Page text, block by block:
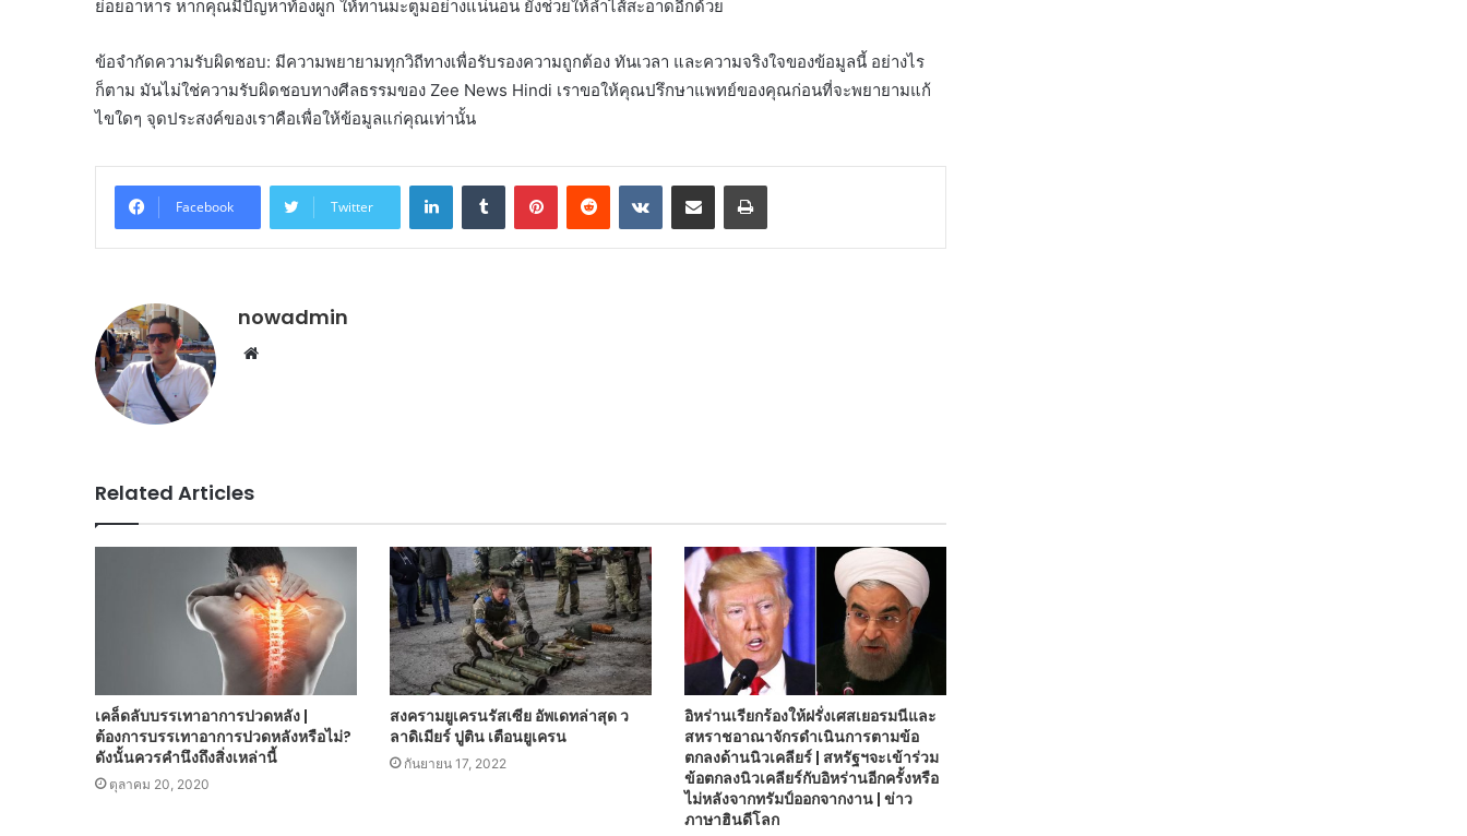
ย่อยอาหาร หากคุณมีปัญหาท้องผูก ให้ทานมะตูมอย่างแน่นอน ยังช่วยให้ลำไส้สะอาดอีกด้วย
ข้อจำกัดความรับผิดชอบ: มีความพยายามทุกวิถีทางเพื่อรับรองความถูกต้อง ทันเวลา และความจริงใจของข้อมูลนี้ อย่างไร
ก็ตาม มันไม่ใช่ความรับผิดชอบทางศีลธรรมของ Zee News Hindi เราขอให้คุณปรึกษาแพทย์ของคุณก่อนที่จะพยายามแก้
ไขใดๆ จุดประสงค์ของเราคือเพื่อให้ข้อมูลแก่คุณเท่านั้น
Facebook Twitter
LinkedInTumblr PinterestReddit VKontakteShare via Email Print
nowadmin
Website
Related Articles
เคล็ดลับบรรเทาอาการปวดหลัง |
ต้องการบรรเทาอาการปวดหลังหรือไม่?
ดังนั้นควรคำนึงถึงสิ่งเหล่านี้
ตุลาคม 20, 2020
สงครามยูเครนรัสเซีย อัพเดทล่าสุด ว
ลาดิเมียร์ ปูติน เตือนยูเครน
กันยายน 17, 2022
อิหร่านเรียกร้องให้ฝรั่งเศสเยอรมนีและ
สหราชอาณาจักรดำเนินการตามข้อ
ตกลงด้านนิวเคลียร์ | สหรัฐฯจะเข้าร่วม
ข้อตกลงนิวเคลียร์กับอิหร่านอีกครั้งหรือ
ไม่หลังจากทรัมป์ออกจากงาน | ข่าว
ภาษาฮินดีโลก